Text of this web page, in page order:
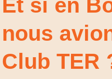
Et si en
nous
Club TER